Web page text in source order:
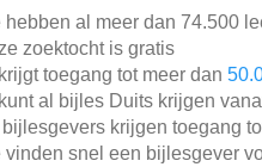
hebben al meer dan 74.500
zoektocht is gratis
toegang tot meer dan
al bijles Duits krijgen
bijlesgevers krijgen toegang
vinden snel een bijlesgever